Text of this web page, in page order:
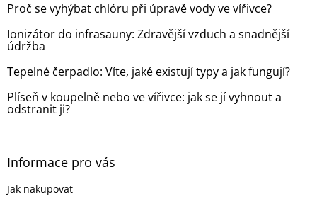
Proč se vyhýbat chlóru při úpravě vody ve vířivce?
Ionizátor do infrasauny: Zdravější vzduch a snadnější
údržba
Tepelné čerpadlo: Víte, jaké existují typy a jak fungují?
Plíseň v koupelně nebo ve vířivce: jak se jí vyhnout a
odstranit ji?
Informace pro vás
Jak nakupovat